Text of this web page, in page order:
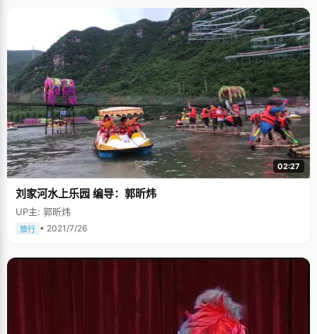
飞主动请缨，组织了十几个男生编排了一出原创音乐剧，从剧本、台词、作
曲到编排都是张南飞亲自主刀。这次小试牛刀获得了很高的分数和绝佳的评
价，让张南飞初尝了导演的成就感。 来到大学，张南飞还是一直坚持着对电
影的热爱，短短几个月的时间，他已经收集了将近500多张影碟了，在宿舍
的书架上摆了满满两大排，他心里也一直没有放下导演这个想法，或许有一
天，我们的银幕上会出现这么一行："导演：张南飞"，谁知道呢，一切皆有
可能。
02:27
刘家河水上乐园 编导：郭昕炜
UP主: 郭昕炜
旅行 • 2021/7/26